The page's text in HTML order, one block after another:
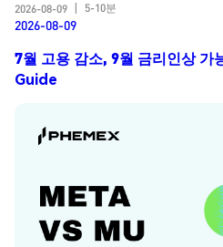
2026-08-09
5-10분
2026-08-09
7월 고용 감소, 9월 금리인상 가
Guide